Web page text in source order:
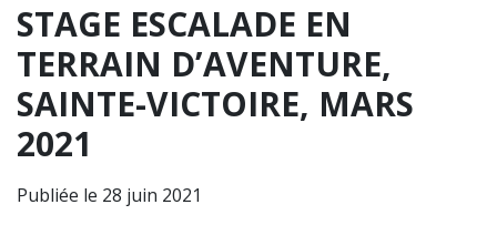
STAGE ESCALADE EN
TERRAIN D’AVENTURE,
SAINTE-VICTOIRE, MARS
2021
Publiée le 28 juin 2021